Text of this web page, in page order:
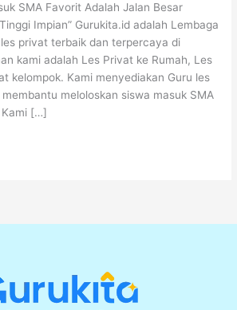
SMA Favorit Adalah Jalan Besar
Impian” Gurukita.id adalah Lembaga
privat terbaik dan terpercaya di
kami adalah Les Privat ke Rumah, Les
kelompok. Kami menyediakan Guru les
meloloskan siswa masuk SMA
Kami […]